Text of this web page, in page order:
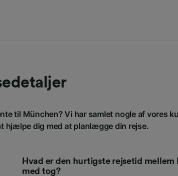
til München? Vi har samlet nogle af vores
hjælpe dig med at planlægge din rejse.
Hvad er den hurtigste rejsetid
med tog?